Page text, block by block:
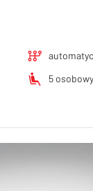
5 osobowy